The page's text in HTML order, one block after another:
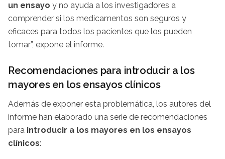
un ensayo y no ayuda a los investigadores a
comprender si los medicamentos son seguros y
eficaces para todos los pacientes que los pueden
tomar”, expone el informe.
Recomendaciones para introducir a los
mayores en los ensayos clínicos
Además de exponer esta problemática, los autores del
informe han elaborado una serie de recomendaciones
para introducir a los mayores en los ensayos
clínicos: